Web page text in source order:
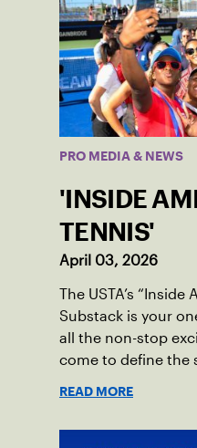
PRO MEDIA & NEWS
'INSIDE
TENNIS'
April 03, 2026
The USTA’s “Inside
Substack is your
all the non-stop
come to define the
READ MORE